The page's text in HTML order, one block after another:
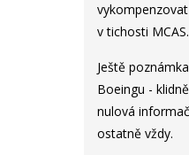
v tichosti MCAS.
Ještě
Boeingu -
nulová
ostatně vždy.